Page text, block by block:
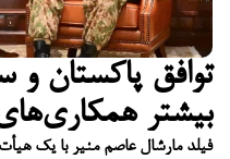
توافق پاکستان و
بیشتر
فیلد مارشال عاصم منیر با یک